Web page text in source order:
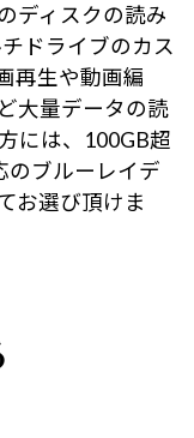
ディスクの読み
ドライブのカス
再生や動画編
大量データの読
には、100GB超
のブルーレイデ
お選び頂けま